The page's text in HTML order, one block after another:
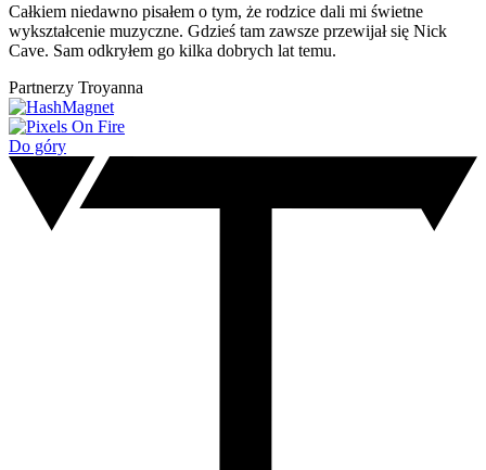
Całkiem niedawno pisałem o tym, że rodzice dali mi świetne
wykształcenie muzyczne. Gdzieś tam zawsze przewijał się Nick
Cave. Sam odkryłem go kilka dobrych lat temu.
Partnerzy Troyanna
Do góry